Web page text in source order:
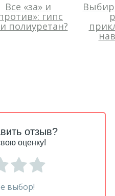
Все «за» и
гипс
полиуретан?
отзыв?
оценку!
выбор!